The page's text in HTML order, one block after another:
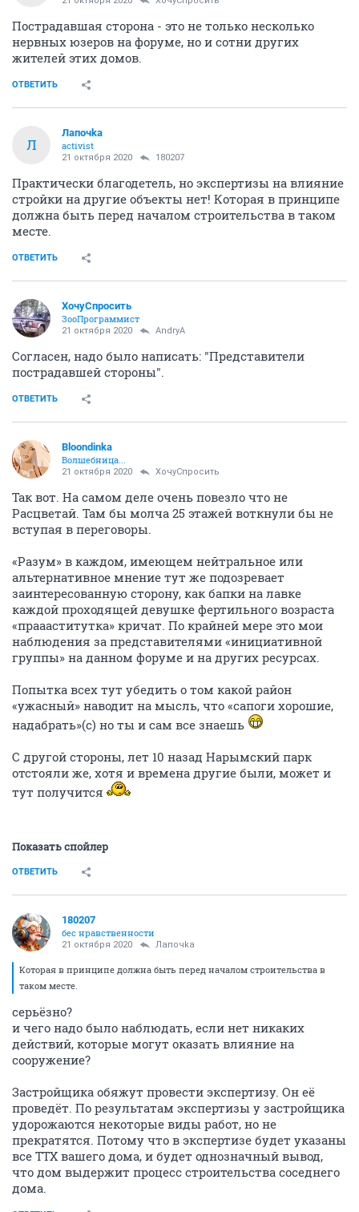
Пострадавшая сторона - это не только несколько
нервных юзеров на форуме, но и сотни других
жителей этих домов.
ОТВЕТИТЬ
Л
Лапочkа
activist
21 октября 2020 180207
Практически благодетель, но экспертизы на влияние
стройки на другие объекты нет! Которая в принципе
должна быть перед началом строительства в таком
месте.
ОТВЕТИТЬ
ХочуСпросить
ЗооПрограммист
21 октября 2020 AndryA
Согласен, надо было написать: "Представители
пострадавшей стороны".
ОТВЕТИТЬ
Bloondinka
Волшебница...
21 октября 2020 ХочуСпросить
Так вот. На самом деле очень повезло что не
Расцветай. Там бы молча 25 этажей воткнули бы не
вступая в переговоры.
«Разум» в каждом, имеющем нейтральное или
альтернативное мнение тут же подозревает
заинтересованную сторону, как бапки на лавке
каждой проходящей девушке фертильного возраста
«праааститутка» кричат. По крайней мере это мои
наблюдения за представителями «инициативной
группы» на данном форуме и на других ресурсах.
Попытка всех тут убедить о том какой район
«ужасный» наводит на мысль, что «сапоги хорошие,
надабрать»(с) но ты и сам все знаешь
С другой стороны, лет 10 назад Нарымский парк
отстояли же, хотя и времена другие были, может и
тут получится
Показать спойлер
ОТВЕТИТЬ
180207
бес нравственности
21 октября 2020 Лапочkа
Которая в принципе должна быть перед началом строительства в
таком месте.
серьёзно?
и чего надо было наблюдать, если нет никаких
действий, которые могут оказать влияние на
сооружение?
Застройщика обяжут провести экспертизу. Он её
проведёт. По результатам экспертизы у застройщика
удорожаются некоторые виды работ, но не
прекратятся. Потому что в экспертизе будет указаны
все ТТХ вашего дома, и будет однозначный вывод,
что дом выдержит процесс строительства соседнего
дома.